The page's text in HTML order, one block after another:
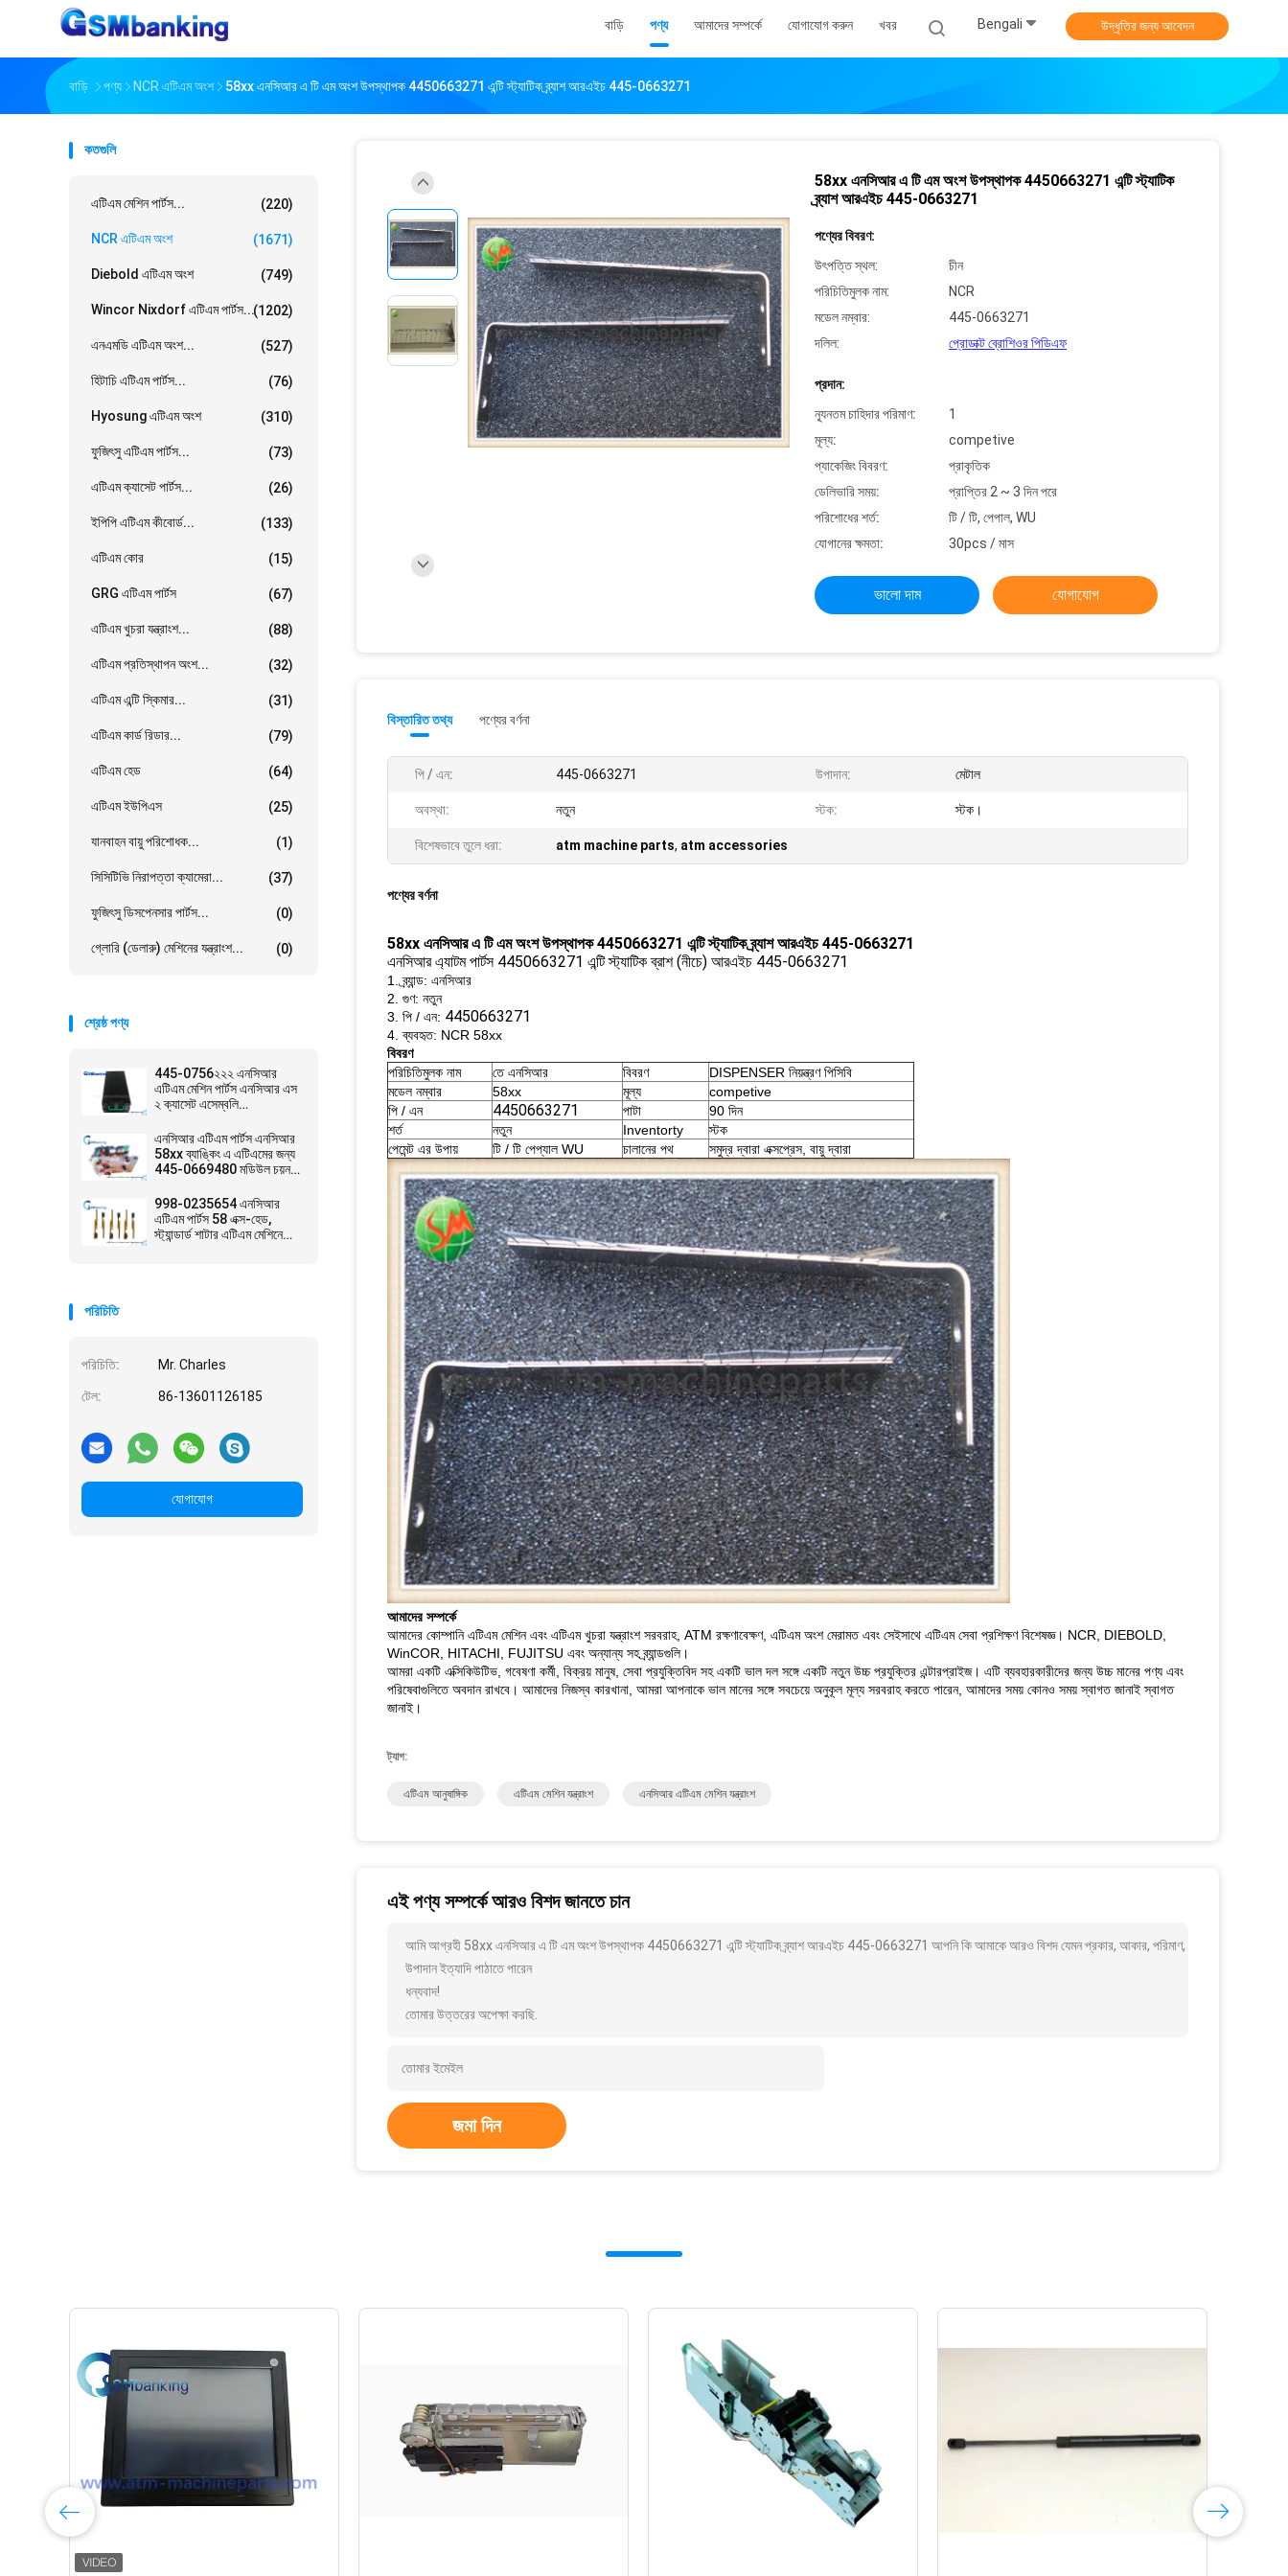
বাড়ি পণ্য আমাদের সম্পর্কে যোগাযোগ করুন খবর Bengali উদ্ধৃতির জন্য আবেদন
বাড়ি পণ্য NCR এটিএম অংশ 58xx এনসিআর এ টি এম অংশ উপস্থাপক 4450663271 এন্টি স্ট্যাটিক ব্র্যাশ আরএইচ 445-0663271
কতগুলি
এটিএম মেশিন পার্টস... (220)
NCR এটিএম অংশ (1671)
Diebold এটিএম অংশ (749)
Wincor Nixdorf এটিএম পার্টস...(1202)
এনএমডি এটিএম অংশ... (527)
হিটাচি এটিএম পার্টস... (76)
Hyosung এটিএম অংশ (310)
ফুজিৎসু এটিএম পার্টস... (73)
এটিএম ক্যাসেট পার্টস... (26)
ইপিপি এটিএম কীবোর্ড... (133)
এটিএম কোর (15)
GRG এটিএম পার্টস (67)
এটিএম খুচরা যন্ত্রাংশ... (88)
এটিএম প্রতিস্থাপন অংশ... (32)
এটিএম এন্টি স্কিমার... (31)
এটিএম কার্ড রিডার... (79)
এটিএম হেড (64)
এটিএম ইউপিএস (25)
যানবাহন বায়ু পরিশোধক... (1)
সিসিটিভি নিরাপত্তা ক্যামেরা... (37)
ফুজিৎসু ডিসপেনসার পার্টস... (0)
গ্লোরি (ডেলারু) মেশিনের যন্ত্রাংশ... (0)
শ্রেষ্ঠ পণ্য
445-0756২২২ এনসিআর
এটিএম মেশিন পার্টস এনসিআর এস
২ ক্যাসেট এসেম্বলি
এনসিআর এটিএম পার্টস এনসিআর
58xx ব্যাঙ্কিং এ এটিএমের জন্য
445-0669480 মডিউল চয়ন
998-0235654 এনসিআর
এটিএম পার্টস 58 এক্স-হেড,
স্ট্যান্ডার্ড শাটার এটিএম মেশিনে
পরিচিতি
পরিচিতি: Mr. Charles
টেল: 86-13601126185
যোগাযোগ
58xx এনসিআর এ টি এম অংশ উপস্থাপক 4450663271 এন্টি স্ট্যাটিক
ব্র্যাশ আরএইচ 445-0663271
পণ্যের বিবরণ:
উৎপত্তি স্থল:
চীন
পরিচিতিমুলক নাম:
NCR
মডেল নম্বার:
445-0663271
দলিল:
প্রোডাক্ট ব্রোশিওর পিডিএফ
প্রদান:
ন্যূনতম চাহিদার পরিমাণ:
1
মূল্য:
competive
প্যাকেজিং বিবরণ:
প্রাকৃতিক
ডেলিভারি সময়:
প্রাপ্তির 2 ~ 3 দিন পরে
পরিশোধের শর্ত:
টি / টি, পেপাল, WU
যোগানের ক্ষমতা:
30pcs / মাস
ভালো দাম যোগাযোগ
বিস্তারিত তথ্য পণ্যের বর্ণনা
পি / এন: 445-0663271 উপাদান: মেটাল
অবস্থা: নতুন স্টক: স্টক।
বিশেষভাবে তুলে ধরা: atm machine parts, atm accessories
পণ্যের বর্ণনা
58xx এনসিআর এ টি এম অংশ উপস্থাপক 4450663271 এন্টি স্ট্যাটিক ব্র্যাশ আরএইচ 445-0663271
এনসিআর এ্যাটম পার্টস 4450663271 এন্টি স্ট্যাটিক ব্রাশ (নীচে) আরএইচ 445-0663271
1. ব্র্যান্ড: এনসিআর
2. গুণ: নতুন
3. পি / এন: 4450663271
4. ব্যবহৃত: NCR 58xx
বিবরণ
পরিচিতিমুলক নাম
তে এনসিআর বিবরণ
DISPENSER নিয়ন্ত্রণ পিসিবি
মডেল নম্বার
58xx মূল্য
competive
পি / এন
4450663271 পাটা
90 দিন
শর্ত
নতুন Inventorty
স্টক
পেমেন্ট এর উপায়
টি / টি পেপ্যাল ​​WU চালানের পথ সমুদ্র দ্বারা এক্সপ্রেস, বায়ু দ্বারা
আমাদের সম্পর্কে
আমাদের কোম্পানি এটিএম মেশিন এবং এটিএম খুচরা যন্ত্রাংশ সরবরাহ, ATM রক্ষণাবেক্ষণ, এটিএম অংশ মেরামত এবং সেইসাথে এটিএম সেবা প্রশিক্ষণ বিশেষজ্ঞ। NCR, DIEBOLD,
WinCOR, HITACHI, FUJITSU এবং অন্যান্য সহ ব্র্যান্ডগুলি।
আমরা একটি এক্সিকিউটিভ, গবেষণা কর্মী, বিক্রয় মানুষ, সেবা প্রযুক্তিবিদ সহ একটি ভাল দল সঙ্গে একটি নতুন উচ্চ প্রযুক্তির এন্টারপ্রাইজ। এটি ব্যবহারকারীদের জন্য উচ্চ মানের পণ্য এবং
পরিষেবাগুলিতে অবদান রাখবে। আমাদের নিজস্ব কারখানা, আমরা আপনাকে ভাল মানের সঙ্গে সবচেয়ে অনুকূল মূল্য সরবরাহ করতে পারেন, আমাদের সময় কোনও সময় স্বাগত জানাই স্বাগত
জানাই।
ট্যাগ:
এটিএম আনুষাঙ্গিক এটিএম মেশিন যন্ত্রাংশ এনসিআর এটিএম মেশিন যন্ত্রাংশ
এই পণ্য সম্পর্কে আরও বিশদ জানতে চান
আমি আগ্রহী 58xx এনসিআর এ টি এম অংশ উপস্থাপক 4450663271 এন্টি স্ট্যাটিক ব্র্যাশ আরএইচ 445-0663271 আপনি কি আমাকে আরও বিশদ যেমন প্রকার, আকার, পরিমাণ,
উপাদান ইত্যাদি পাঠাতে পারেন
ধন্যবাদ!
তোমার উত্তরের অপেক্ষা করছি.
জমা দিন